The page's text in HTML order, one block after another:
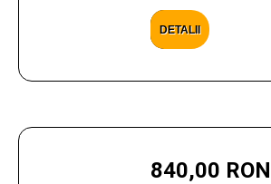
DETALII
840,00 RON